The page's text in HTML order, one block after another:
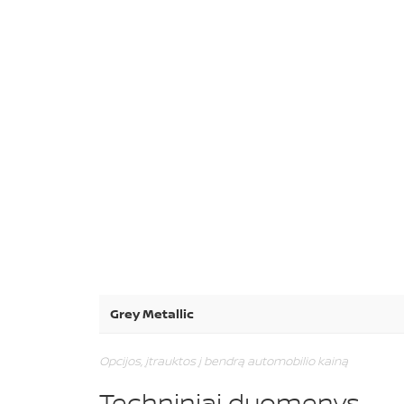
Grey Metallic
Opcijos, įtrauktos į bendrą automobilio kainą